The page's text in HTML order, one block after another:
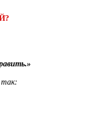
так: